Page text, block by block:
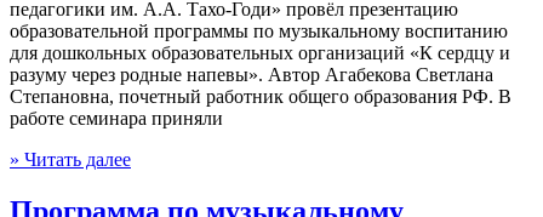
педагогики им. А.А. Тахо-Годи» провёл презентацию
образовательной программы по музыкальному воспитанию
для дошкольных образовательных организаций «К сердцу и
разуму через родные напевы». Автор Агабекова Светлана
Степановна, почетный работник общего образования РФ. В
работе семинара приняли
» Читать далее
Программа по музыкальному